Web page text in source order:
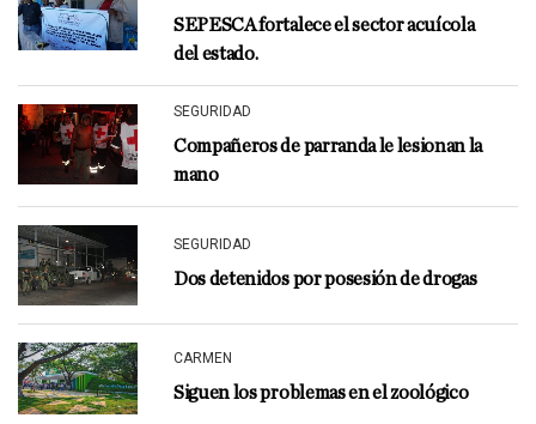
SEPESCA fortalece el sector acuícola
del estado.
SEGURIDAD
Compañeros de parranda le lesionan la
mano
SEGURIDAD
Dos detenidos por posesión de drogas
CARMEN
Siguen los problemas en el zoológico